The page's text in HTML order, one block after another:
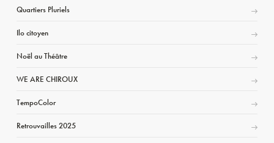
Quartiers Pluriels
Ilo citoyen
Noël au Théâtre
WE ARE CHIROUX
TempoColor
Retrouvailles 2025